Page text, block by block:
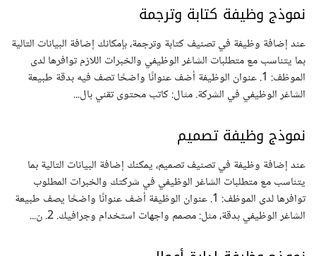
نموذج وظيفة كتابة وترجمة
عند إضافة وظيفة في تصنيف كتابة وترجمة، بإمكانك إضافة البيانات التالية
بما يتناسب مع متطلبات الشاغر الوظيفي والخبرات اللازم توافرها لدى
الموظف: 1. عنوان الوظيفة أضف عنوانًا واضحًا تصف فيه بدقة طبيعة
الشاغر الوظيفي في الشركة. مثال: كاتب محتوى تقني بال...
نموذج وظيفة تصميم
عند إضافة وظيفة في تصنيف تصميم، يمكنك إضافة البيانات التالية بما
يتناسب مع متطلبات الشاغر الوظيفي في شركتك والخبرات المطلوب
توافرها لدى الموظف: 1. عنوان الوظيفة أضف عنوانًا واضحًا يصف طبيعة
الشاغر الوظيفي بدقة، مثل: مصمم واجهات استخدام وجرافيك. 2. ن...